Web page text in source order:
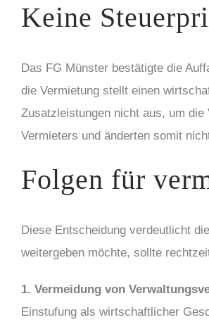
Keine
Das FG Münster bestätigte die
die Vermietung stellt einen
Zusatzleistungen nicht aus, um
Vermieters und änderten somit
Folgen für
Diese Entscheidung verdeutlicht
weitergeben möchte, sollte
1. Vermeidung von
Einstufung als wirtschaftlicher